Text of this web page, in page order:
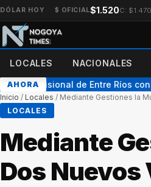
DÓLAR HOY $ OFICIAL$1.520C: $1.470
LOCALES NACIONALES
AHORA
previsional de Entre Ríos con
Inicio / Locales / Mediante Gestiones la
LOCALES
Mediante
Dos